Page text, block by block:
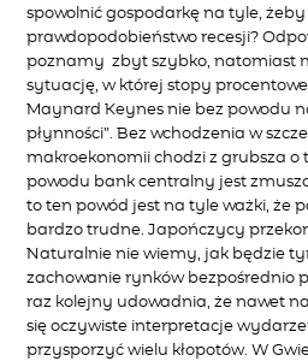
spowolnić gospodarkę na tyle, żeby
prawdopodobieństwo recesji?
poznamy zbyt szybko, natomiast
sytuację, w której stopy
Maynard Keynes nie bez powodu
płynności”. Bez wchodzenia w
makroekonomii chodzi z grubsza o
powodu bank centralny jest
to ten powód jest na tyle ważki, że
bardzo trudne. Japończycy
Naturalnie nie wiemy, jak będzie
zachowanie rynków bezpośrednio
raz kolejny udowadnia, że nawet
się oczywiste interpretacje
przysporzyć wielu kłopotów. W